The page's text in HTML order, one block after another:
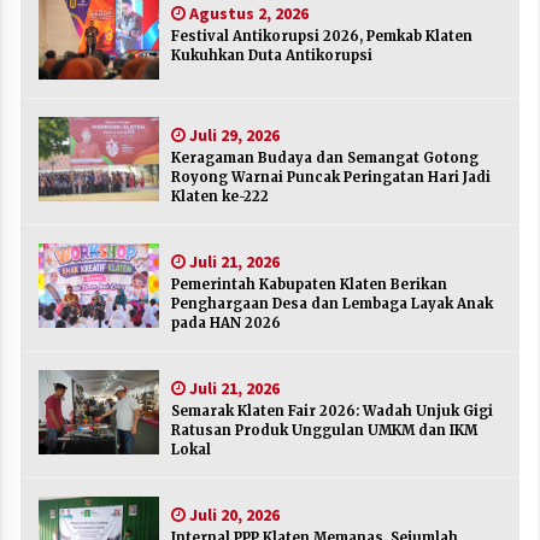
Agustus 2, 2026
Juli 29, 2026
Pemerintah Kabupaten Klaten Berikan
Juli 21, 2026
Semarak Klaten Fair 2026: Wadah Unjuk Gigi
Ratusan Produk Unggulan UMKM dan IKM
Internal PPP Klaten Memanas, Sejumlah Ketua
PAC Nyatakan Mundur Massal
Merayakan Sekolah sebagai Rumah Kedua
Agustus 2, 2026
Festival Antikorupsi 2026, Pemkab Klaten
Kukuhkan Duta Antikorupsi
Juli 29, 2026
Keragaman Budaya dan Semangat Gotong
Royong Warnai Puncak Peringatan Hari Jadi
Klaten ke-222
Juli 21, 2026
Pemerintah Kabupaten Klaten Berikan
Penghargaan Desa dan Lembaga Layak Anak
pada HAN 2026
Juli 21, 2026
Semarak Klaten Fair 2026: Wadah Unjuk Gigi
Ratusan Produk Unggulan UMKM dan IKM
Lokal
Juli 20, 2026